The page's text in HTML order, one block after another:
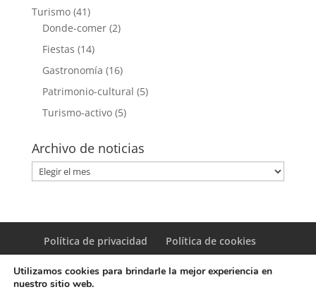
Turismo(41)
Donde-comer(2)
Fiestas (14)
Gastronomía (16)
Patrimonio-cultural (5)
Turismo-activo(5)
Archivo de noticias
Archivo
de
Política de privacidad Política de cookies
Utilizamos cookies para brindarle la mejor experiencia en
nuestro sitio web.